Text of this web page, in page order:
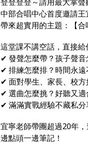
中部合唱中心首度邀請王
帶來超實用的主題：【合
這堂課不講空話，直接給
✔ 發聲怎麼帶？孩子聲音
✔ 排練怎麼排？時間永遠
✔ 面對學生、家長、校方
✔ 選曲怎麼挑？好聽又適
✔ 滿滿實戰經驗不藏私分
宜寧老師帶團超過20年
邊點頭一邊筆記！